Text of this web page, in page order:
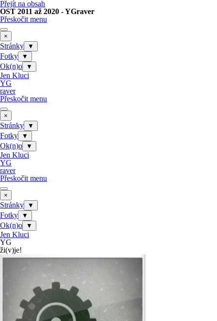
Přejít na obsah
OST 2011 až 2020 - YGraver
Přeskočit menu
×
Stránky ▼
Fotky ▼
Ok(n)o ▼
Jen Kluci
YG
raver
Přeskočit menu
×
Stránky ▼
Fotky ▼
Ok(n)o ▼
Jen Kluci
YG
raver
Přeskočit menu
×
Stránky ▼
Fotky ▼
Ok(n)o ▼
Jen Kluci
YG
ži(v)je!